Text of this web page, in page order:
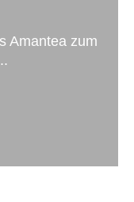
Amantea zum